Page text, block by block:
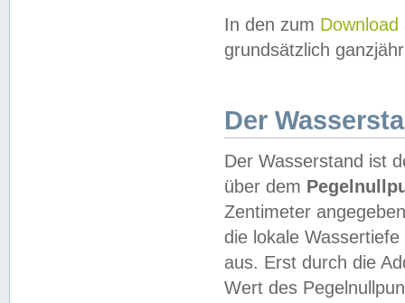
In den zum Download
grundsätzlich
Der
Der Wasserstand ist
über dem
Zentimeter
die lokale
aus. Erst durch die
Wert des